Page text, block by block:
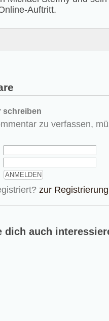
Auftritt.
schreiben
zu verfassen,
zur Registrierung
dich auch